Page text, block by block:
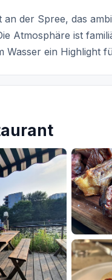
an der Spree, das
Atmosphäre ist
Wasser ein Highlight